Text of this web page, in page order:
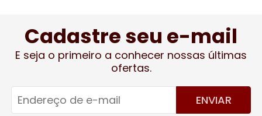
Cadastre seu e-mail
E seja o primeiro a conhecer nossas últimas
ofertas.
ENVIAR